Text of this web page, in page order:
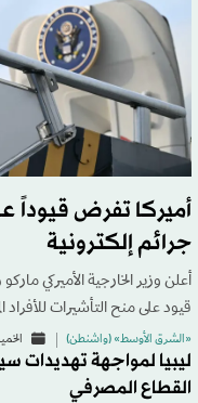
أميركا تفرض قيوداً
جرائم إلكترونية
أعلن وزير الخارجية الأميركي
قيود على منح التأشيرات للأفراد
«الشرق الأوسط» (واشنطن) الخميس 23/
ليبيا لمواجهة تهديدات
القطاع المصرفي